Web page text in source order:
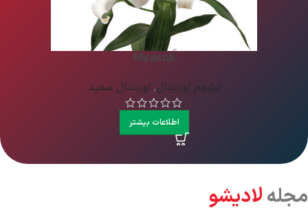
Miracoli
لیلیوم اورینتال, اورینتال سفید
اطلاعات بیشتر
مجلهلادیشو